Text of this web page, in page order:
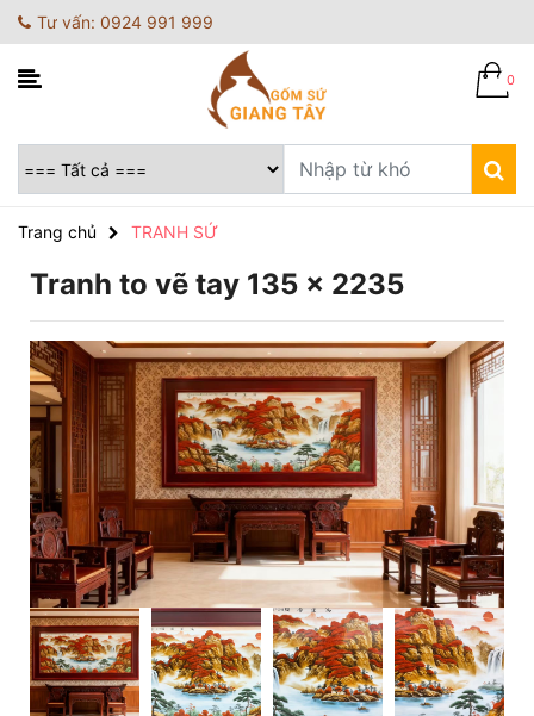
Tư vấn: 0924 991 999
0
Trang chủ TRANH SỨ
Tranh to vẽ tay 135 x 2235